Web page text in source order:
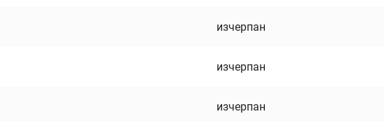
изчерпан
изчерпан
изчерпан